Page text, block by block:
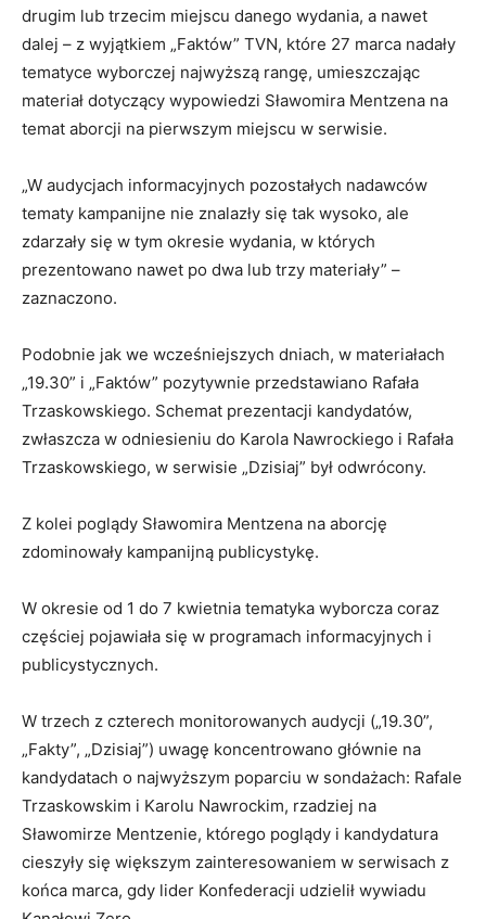
drugim lub trzecim miejscu danego wydania, a nawet
dalej – z wyjątkiem „Faktów” TVN, które 27 marca nadały
tematyce wyborczej najwyższą rangę, umieszczając
materiał dotyczący wypowiedzi Sławomira Mentzena na
temat aborcji na pierwszym miejscu w serwisie.
„W audycjach informacyjnych pozostałych nadawców
tematy kampanijne nie znalazły się tak wysoko, ale
zdarzały się w tym okresie wydania, w których
prezentowano nawet po dwa lub trzy materiały” –
zaznaczono.
Podobnie jak we wcześniejszych dniach, w materiałach
„19.30” i „Faktów” pozytywnie przedstawiano Rafała
Trzaskowskiego. Schemat prezentacji kandydatów,
zwłaszcza w odniesieniu do Karola Nawrockiego i Rafała
Trzaskowskiego, w serwisie „Dzisiaj” był odwrócony.
Z kolei poglądy Sławomira Mentzena na aborcję
zdominowały kampanijną publicystykę.
W okresie od 1 do 7 kwietnia tematyka wyborcza coraz
częściej pojawiała się w programach informacyjnych i
publicystycznych.
W trzech z czterech monitorowanych audycji („19.30”,
„Fakty”, „Dzisiaj”) uwagę koncentrowano głównie na
kandydatach o najwyższym poparciu w sondażach: Rafale
Trzaskowskim i Karolu Nawrockim, rzadziej na
Sławomirze Mentzenie, którego poglądy i kandydatura
cieszyły się większym zainteresowaniem w serwisach z
końca marca, gdy lider Konfederacji udzielił wywiadu